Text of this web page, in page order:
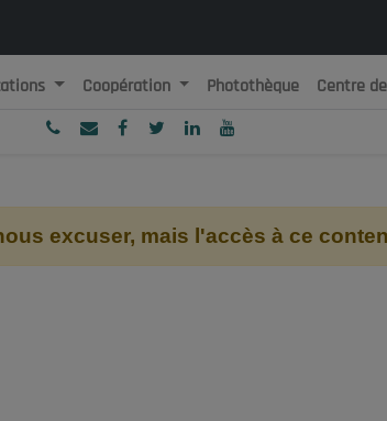
Démocratique et Populaire
Coopération Photothèque Centre
excuser, mais l'accès à ce